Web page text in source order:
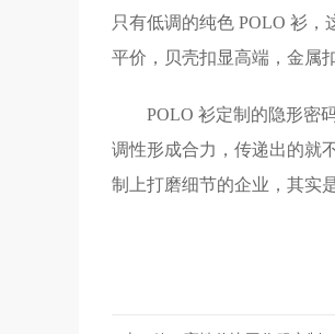
只有低调的纯色 POLO 衫
平价，贝壳扣显高端，金属
POLO 衫定制的隐形密
调性形成合力，传递出的就
制上打磨细节的企业，其实